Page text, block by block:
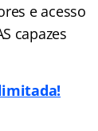
e acesso
capazes